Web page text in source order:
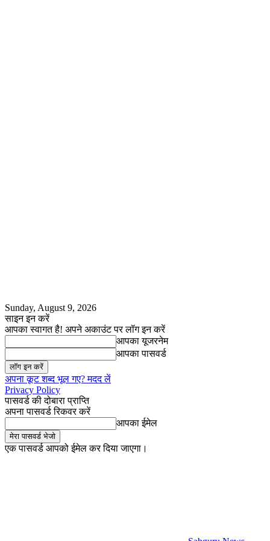
Sunday, August 9, 2026
साइन इन करें
आपका स्वागत है! अपने अकाउंट पर लॉग इन करें
आपका यूजरनेम
आपका पासवर्ड
अपना कूट शब्द भूल गए? मदद लें
Privacy Policy
पासवर्ड की दोबारा प्राप्ति
अपना पासवर्ड रिकवर करें
आपका ईमेल
एक पासवर्ड आपको ईमेल कर दिया जाएगा।